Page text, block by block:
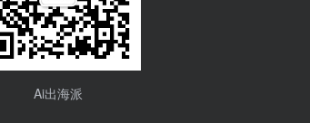
Ai出海派